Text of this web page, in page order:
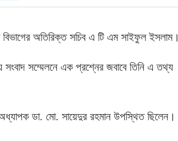
বিভাগের অতিরিক্ত সচিব এ টি এম সাইফুল ইসলাম।
সংবাদ সম্মেলনে এক প্রশ্নের জবাবে তিনি এ তথ্য
ডা. মো. সায়েদুর রহমান উপস্থিত ছিলেন।